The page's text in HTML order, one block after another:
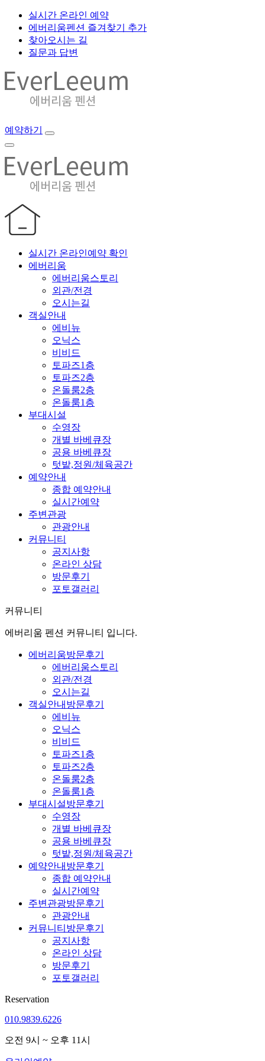
실시간 온라인 예약
에버리움펜션 즐겨찾기 추가
찾아오시는 길
질문과 답변
예약하기
실시간 온라인예약 확인
에버리움
에버리움스토리
외관/전경
오시는길
객실안내
에비뉴
오닉스
비비드
토파즈1층
토파즈2층
온돌룸2층
온돌룸1층
부대시설
수영장
개별 바베큐장
공용 바베큐장
텃밭,정원/체육공간
예약안내
종합 예약안내
실시간예약
주변관광
관광안내
커뮤니티
공지사항
온라인 상담
방문후기
포토갤러리
커뮤니티
에버리움 펜션 커뮤니티 입니다.
에버리움방문후기
에버리움스토리
외관/전경
오시는길
객실안내 방문후기
에비뉴
오닉스
비비드
토파즈1층
토파즈2층
온돌룸2층
온돌룸1층
부대시설방문후기
수영장
개별 바베큐장
공용 바베큐장
텃밭,정원/체육공간
예약안내 방문후기
종합 예약안내
실시간예약
주변관광방문후기
관광안내
커뮤니티 방문후기
공지사항
온라인 상담
방문후기
포토갤러리
Reservation
010.9839.6226
오전 9시 ~ 오후 11시